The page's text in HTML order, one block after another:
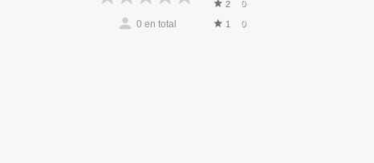
0 en total
2 0
1 0